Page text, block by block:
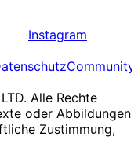
Instagram
Alle Rechte
oder Abbildungen
Zustimmung,